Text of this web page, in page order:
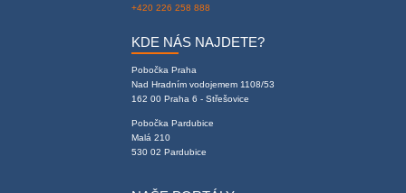
+420 226 258 888
KDE NÁS NAJDETE?
Pobočka Praha
Nad Hradním vodojemem 1108/53
162 00 Praha 6 - Střešovice
Pobočka Pardubice
Malá 210
530 02 Pardubice